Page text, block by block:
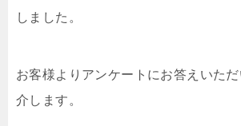
しました。
お客様よりアンケートにお答えいた
介します。